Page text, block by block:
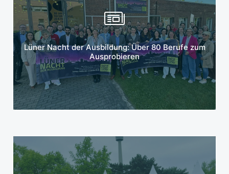
Lüner Nacht der Ausbildung: Über 80 Berufe zum
Ausprobieren
Mehr erfahren